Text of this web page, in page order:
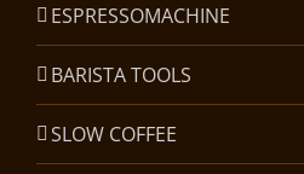
ESPRESSOMACHINE
BARISTA TOOLS
SLOW COFFEE